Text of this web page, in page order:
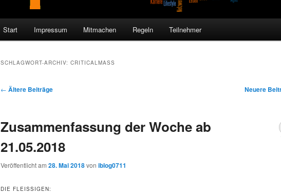
Start Impressum Mitmachen Regeln Teilnehmer
SCHLAGWORT-ARCHIV: CRITICALMASS
Beitragsnavigation
← Ältere Beiträge Neuere
Zusammenfassung der Woche ab
21.05.2018
Veröffentlicht am 28. Mai 2018von iblog0711
DIE FLEISSIGEN: